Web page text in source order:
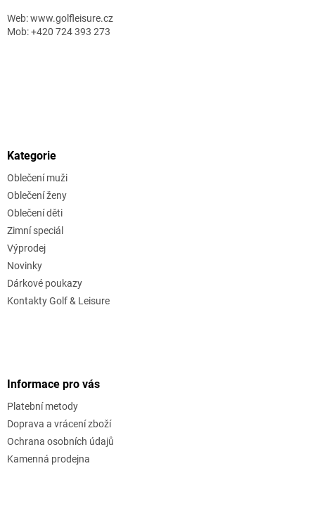
Web: www.golfleisure.cz
Mob: +420 724 393 273
Kategorie
Oblečení muži
Oblečení ženy
Oblečení děti
Zimní speciál
Výprodej
Novinky
Dárkové poukazy
Kontakty Golf & Leisure
Informace pro vás
Platební metody
Doprava a vrácení zboží
Ochrana osobních údajů
Kamenná prodejna